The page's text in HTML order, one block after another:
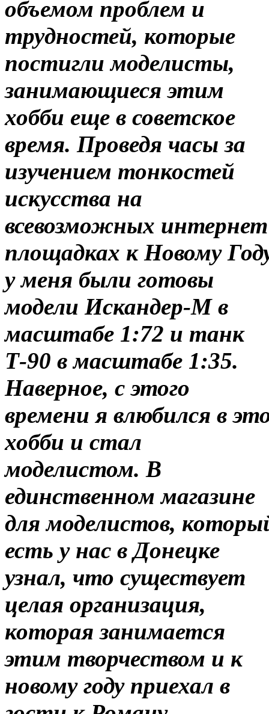
объемом проблем и
трудностей, которые
постигли моделисты,
занимающиеся этим
хобби еще в советское
время. Проведя часы за
изучением тонкостей
искусства на
всевозможных интернет
площадках к Новому
у меня были готовы
модели Искандер-М в
масштабе 1:72 и танк
Т-90 в масштабе 1:35.
Наверное, с этого
времени я влюбился в
хобби и стал
моделистом. В
единственном магазине
для моделистов,
есть у нас в Донецке
узнал, что существует
целая организация,
которая занимается
этим творчеством и к
новому году приехал в